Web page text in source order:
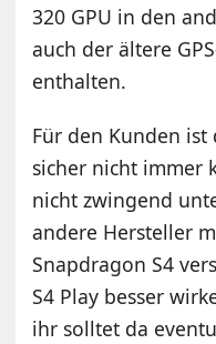
320 GPU in den
auch der ältere
enthalten.
Für den Kunden ist
sicher nicht immer
nicht zwingend
andere Hersteller
Snapdragon S4
S4 Play besser
ihr solltet da